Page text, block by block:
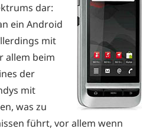
dar:
ein Android
mit
allem beim
der
mit
was zu
führt, vor allem wenn